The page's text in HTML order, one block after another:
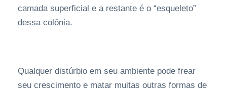
camada superficial e a restante é o “esqueleto”
dessa colônia.
Qualquer distúrbio em seu ambiente pode frear
seu crescimento e matar muitas outras formas de